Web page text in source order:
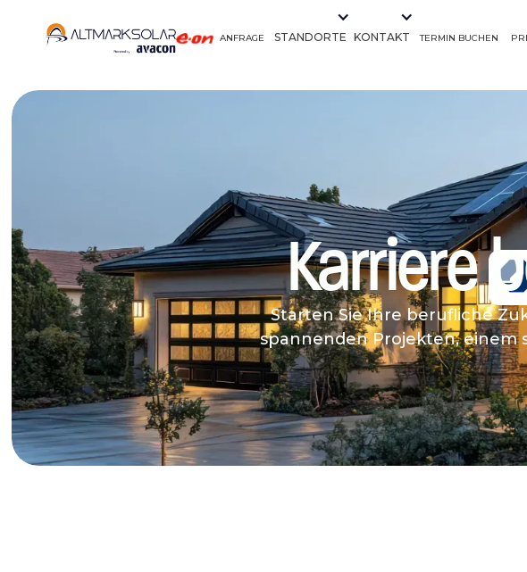
ANFRAGE STANDORTE KONTAKT TERMIN BUCHEN
Karriere
Starten Sie Ihre berufliche
spannenden Projekten,